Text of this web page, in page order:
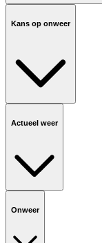
Kans op onweer
Actueel weer
Onweer